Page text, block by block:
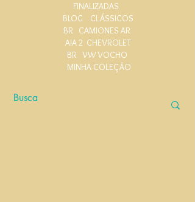
FINALIZADAS
BLOG
CLÁSSICOS
BR CAMIONES AR
AIA 2 CHEVROLET
BR VW VOCHO
MINHA COLEÇÃO